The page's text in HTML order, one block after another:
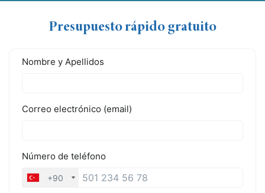
Presupuesto rápido gratuito